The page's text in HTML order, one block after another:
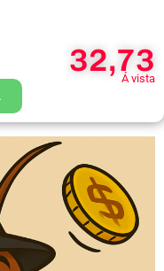
32,73
Á vista